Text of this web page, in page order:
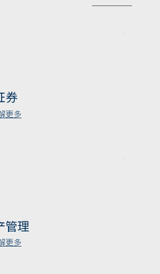
券
更多
管理
更多